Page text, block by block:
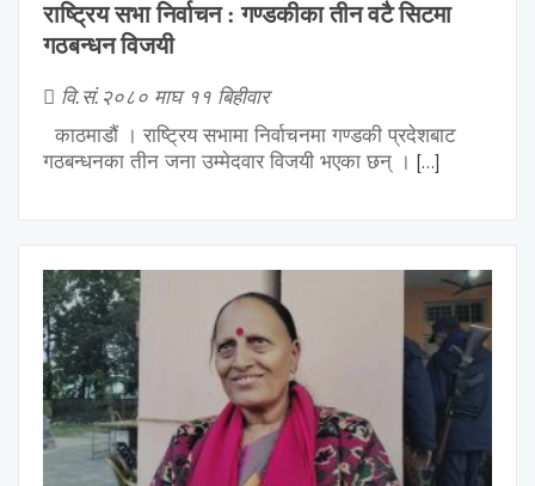
राष्ट्रिय सभा निर्वाचन : गण्डकीका तीन वटै सिटमा
गठबन्धन विजयी
वि.सं.२०८० माघ ११ बिहीवार
काठमाडौं । राष्ट्रिय सभामा निर्वाचनमा गण्डकी प्रदेशबाट
गठबन्धनका तीन जना उम्मेदवार विजयी भएका छन् । […]